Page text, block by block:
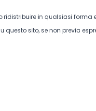
ridistribuire in qualsiasi
sito, se non previa